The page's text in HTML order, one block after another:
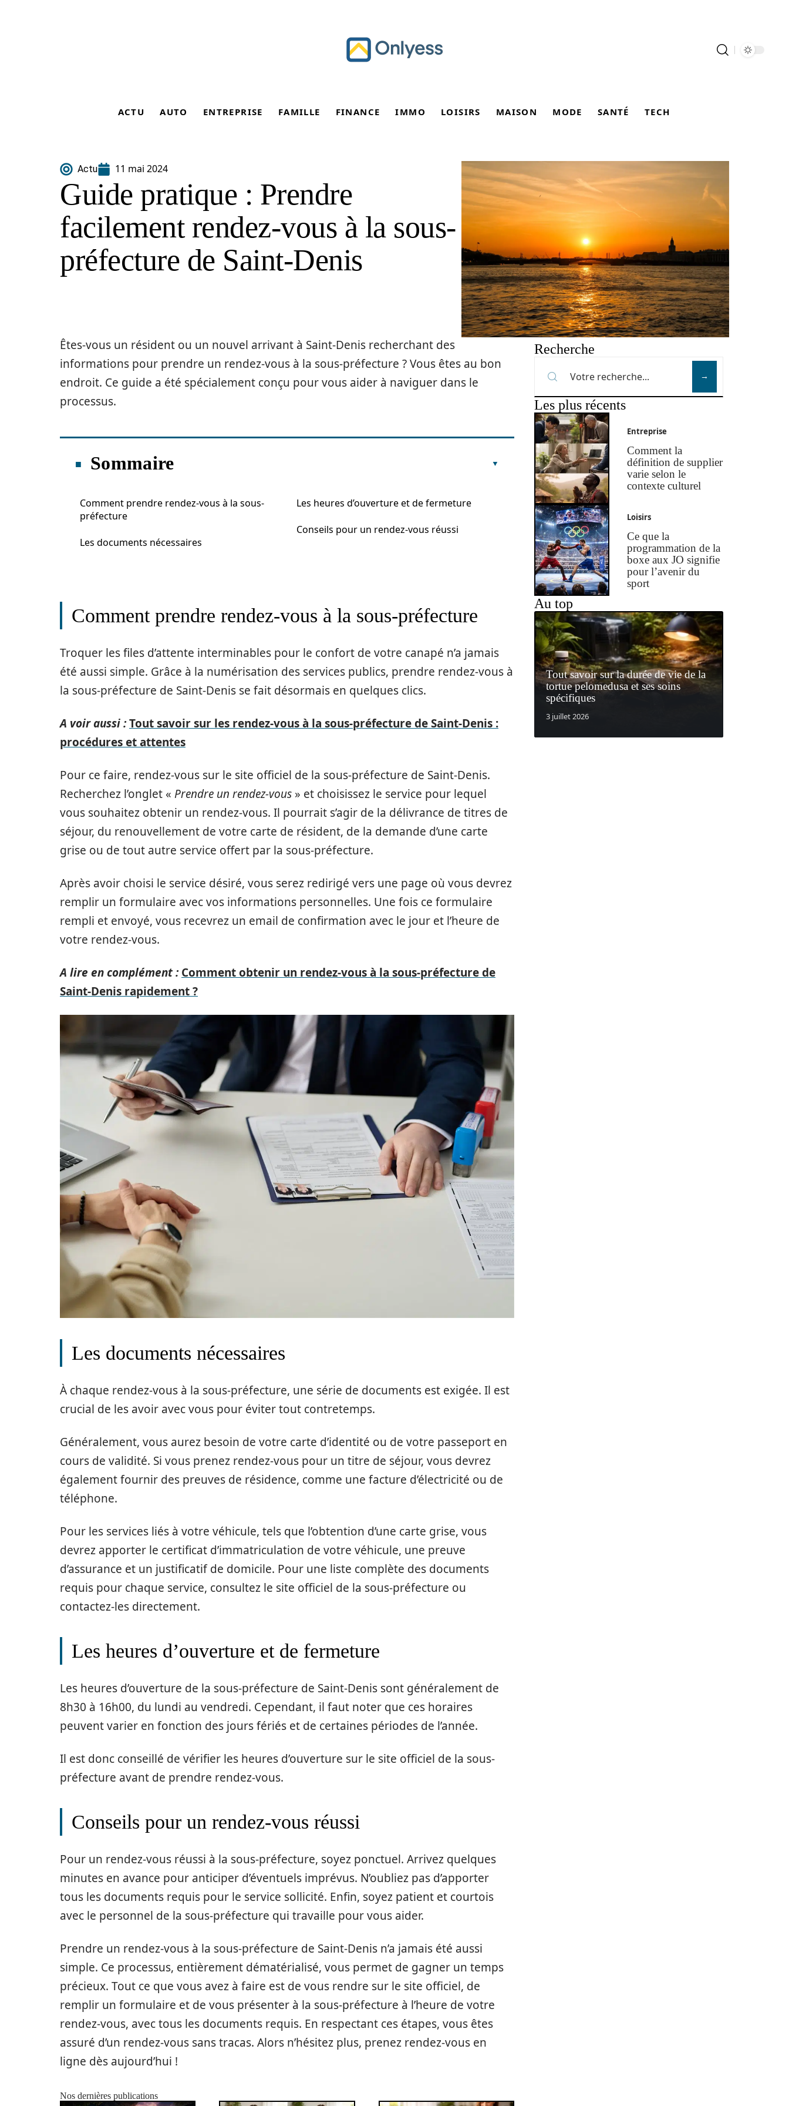
ACTU AUTO ENTREPRISE FAMILLE FINANCE IMMO LOISIRS MAISON MODE SANTÉ TECH
Actu 11 mai 2024
Guide pratique : Prendre
facilement rendez-vous à la sous-
préfecture de Saint-Denis
Êtes-vous un résident ou un nouvel arrivant à Saint-Denis recherchant des
informations pour prendre un rendez-vous à la sous-préfecture ? Vous êtes au bon
endroit. Ce guide a été spécialement conçu pour vous aider à naviguer dans le
processus.
Sommaire
Comment prendre rendez-vous à la sous-
préfecture
Les documents nécessaires
Les heures d’ouverture et de fermeture
Conseils pour un rendez-vous réussi
Comment prendre rendez-vous à la sous-préfecture
Troquer les files d’attente interminables pour le confort de votre canapé n’a jamais
été aussi simple. Grâce à la numérisation des services publics, prendre rendez-vous à
la sous-préfecture de Saint-Denis se fait désormais en quelques clics.
A voir aussi :Tout savoir sur les rendez-vous à la sous-préfecture de Saint-Denis :
procédures et attentes
Pour ce faire, rendez-vous sur le site officiel de la sous-préfecture de Saint-Denis.
Recherchez l’onglet « Prendre un rendez-vous » et choisissez le service pour lequel
vous souhaitez obtenir un rendez-vous. Il pourrait s’agir de la délivrance de titres de
séjour, du renouvellement de votre carte de résident, de la demande d’une carte
grise ou de tout autre service offert par la sous-préfecture.
Après avoir choisi le service désiré, vous serez redirigé vers une page où vous devrez
remplir un formulaire avec vos informations personnelles. Une fois ce formulaire
rempli et envoyé, vous recevrez un email de confirmation avec le jour et l’heure de
votre rendez-vous.
A lire en complément : Comment obtenir un rendez-vous à la sous-préfecture de
Saint-Denis rapidement ?
Les documents nécessaires
À chaque rendez-vous à la sous-préfecture, une série de documents est exigée. Il est
crucial de les avoir avec vous pour éviter tout contretemps.
Généralement, vous aurez besoin de votre carte d’identité ou de votre passeport en
cours de validité. Si vous prenez rendez-vous pour un titre de séjour, vous devrez
également fournir des preuves de résidence, comme une facture d’électricité ou de
téléphone.
Pour les services liés à votre véhicule, tels que l’obtention d’une carte grise, vous
devrez apporter le certificat d’immatriculation de votre véhicule, une preuve
d’assurance et un justificatif de domicile. Pour une liste complète des documents
requis pour chaque service, consultez le site officiel de la sous-préfecture ou
contactez-les directement.
Les heures d’ouverture et de fermeture
Les heures d’ouverture de la sous-préfecture de Saint-Denis sont généralement de
8h30 à 16h00, du lundi au vendredi. Cependant, il faut noter que ces horaires
peuvent varier en fonction des jours fériés et de certaines périodes de l’année.
Il est donc conseillé de vérifier les heures d’ouverture sur le site officiel de la sous-
préfecture avant de prendre rendez-vous.
Conseils pour un rendez-vous réussi
Pour un rendez-vous réussi à la sous-préfecture, soyez ponctuel. Arrivez quelques
minutes en avance pour anticiper d’éventuels imprévus. N’oubliez pas d’apporter
tous les documents requis pour le service sollicité. Enfin, soyez patient et courtois
avec le personnel de la sous-préfecture qui travaille pour vous aider.
Prendre un rendez-vous à la sous-préfecture de Saint-Denis n’a jamais été aussi
simple. Ce processus, entièrement dématérialisé, vous permet de gagner un temps
précieux. Tout ce que vous avez à faire est de vous rendre sur le site officiel, de
remplir un formulaire et de vous présenter à la sous-préfecture à l’heure de votre
rendez-vous, avec tous les documents requis. En respectant ces étapes, vous êtes
assuré d’un rendez-vous sans tracas. Alors n’hésitez plus, prenez rendez-vous en
ligne dès aujourd’hui !
Nos dernières publications
Recherche
Les plus récents
Entreprise
Comment la
définition de supplier
varie selon le
contexte culturel
Loisirs
Ce que la
programmation de la
boxe aux JO signifie
pour l’avenir du
sport
Au top
Tout savoir sur la durée de vie de la
tortue pelomedusa et ses soins
spécifiques
3 juillet 2026